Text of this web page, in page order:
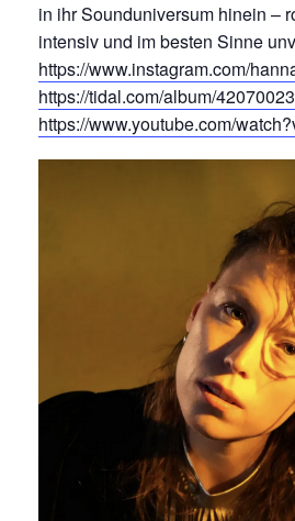
in ihr Sounduniversum hinein –
intensiv und im besten Sinne
https://www.instagram.com/
https://tidal.com/album/
https://www.youtube.com/